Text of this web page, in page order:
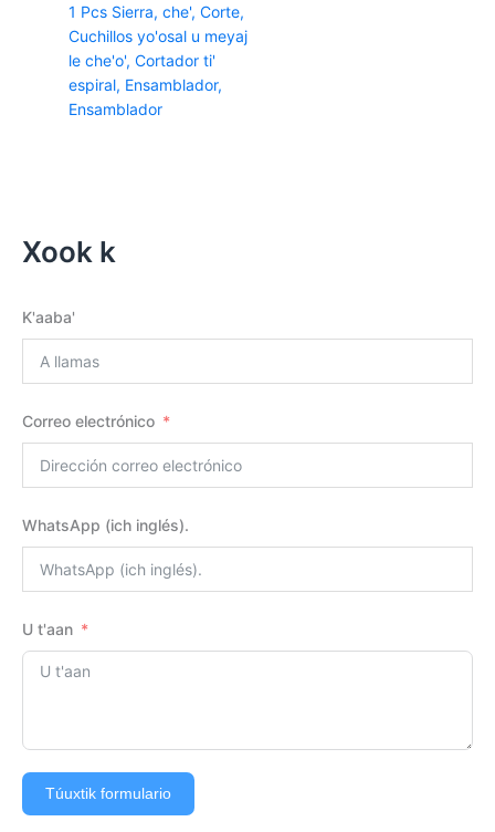
1 Pcs Sierra, che', Corte,
Cuchillos yo'osal u meyaj
le che'o', Cortador ti'
espiral, Ensamblador,
Ensamblador
Xook k
K'aaba'
Correo electrónico
WhatsApp (ich inglés).
U t'aan
Túuxtik formulario